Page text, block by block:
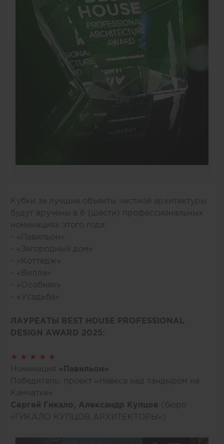
Кубки за лучшие объекты частной архитектуры
будут вручены в 6 (шести) профессиональных
номинациях этого года:
- «Павильон»
- «Загородный дом»
- «Коттедж»
- «Вилла»
- «Особняк»
- «Усадьба»
ЛАУРЕАТЫ BEST HOUSE PROFESSIONAL
DESIGN AWARD 2025:
★ ★ ★ ★ ★
Номинация «Павильон»
Победитель: проект «Навеса над тандыром на
Камчатке»
Сергей Гикало, Александр Купцов (бюро
«ГИКАЛО КУПЦОВ АРХИТЕКТОРЫ»)